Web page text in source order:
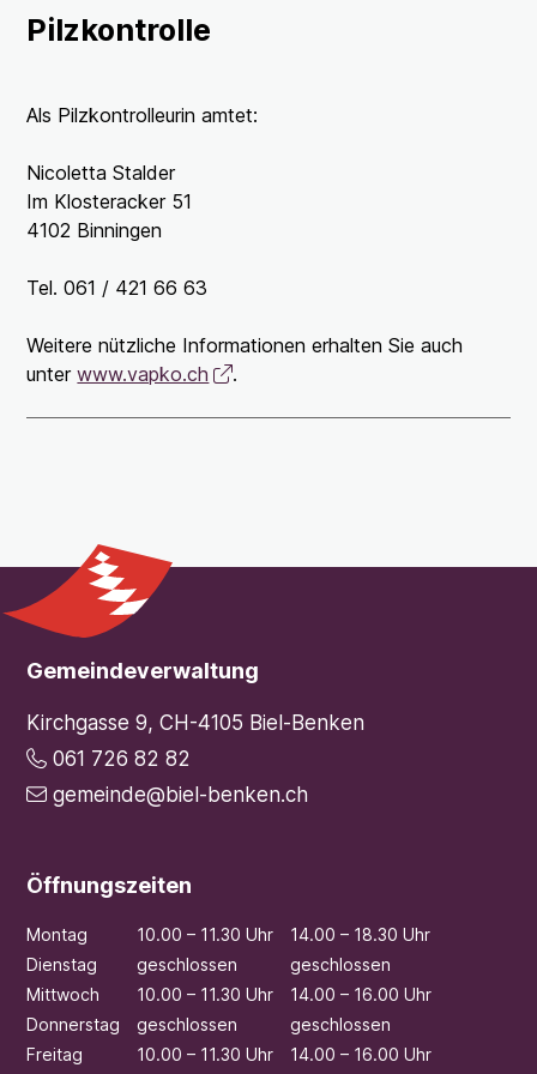
Pilzkontrolle
Als Pilzkontrolleurin amtet:
Nicoletta Stalder
Im Klosteracker 51
4102 Binningen
Tel. 061 / 421 66 63
Weitere nützliche Informationen erhalten Sie auch
unterwww.vapko.ch .
Footer
Gemeindeverwaltung
Kirchgasse 9, CH-4105 Biel-Benken
061 726 82 82
gemeinde@biel-benken.ch
Öffnungszeiten
Montag 10.00 – 11.30 Uhr
14.00 – 18.30 Uhr
Dienstag geschlossen
geschlossen
Mittwoch 10.00 – 11.30 Uhr
14.00 – 16.00 Uhr
Donnerstag geschlossen
geschlossen
Freitag 10.00 – 11.30 Uhr 14.00 – 16.00 Uhr